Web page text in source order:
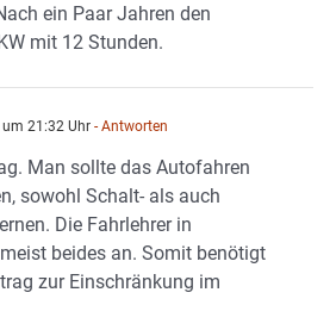
ein Paar Jahren den
mit 12 Stunden.
21:32 Uhr - Antworten
Man sollte das Autofahren
sowohl Schalt- als auch
Die Fahrlehrer in
beides an. Somit benötigt
zur Einschränkung im